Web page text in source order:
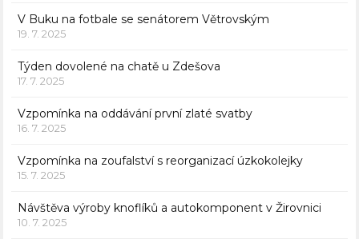
V Buku na fotbale se senátorem Větrovským
19. 7. 2025
Týden dovolené na chatě u Zdešova
17. 7. 2025
Vzpomínka na oddávání první zlaté svatby
16. 7. 2025
Vzpomínka na zoufalství s reorganizací úzkokolejky
15. 7. 2025
Návštěva výroby knoflíků a autokomponent v Žirovnici
10. 7. 2025